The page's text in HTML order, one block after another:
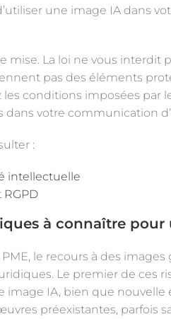
une image IA dans
mise. La loi ne vous interdit
pas des éléments
conditions imposées par le
dans votre communication
:
intellectuelle
RGPD
à connaître pour
le recours à des
Le premier de ces
image IA, bien que
préexistantes, parfois